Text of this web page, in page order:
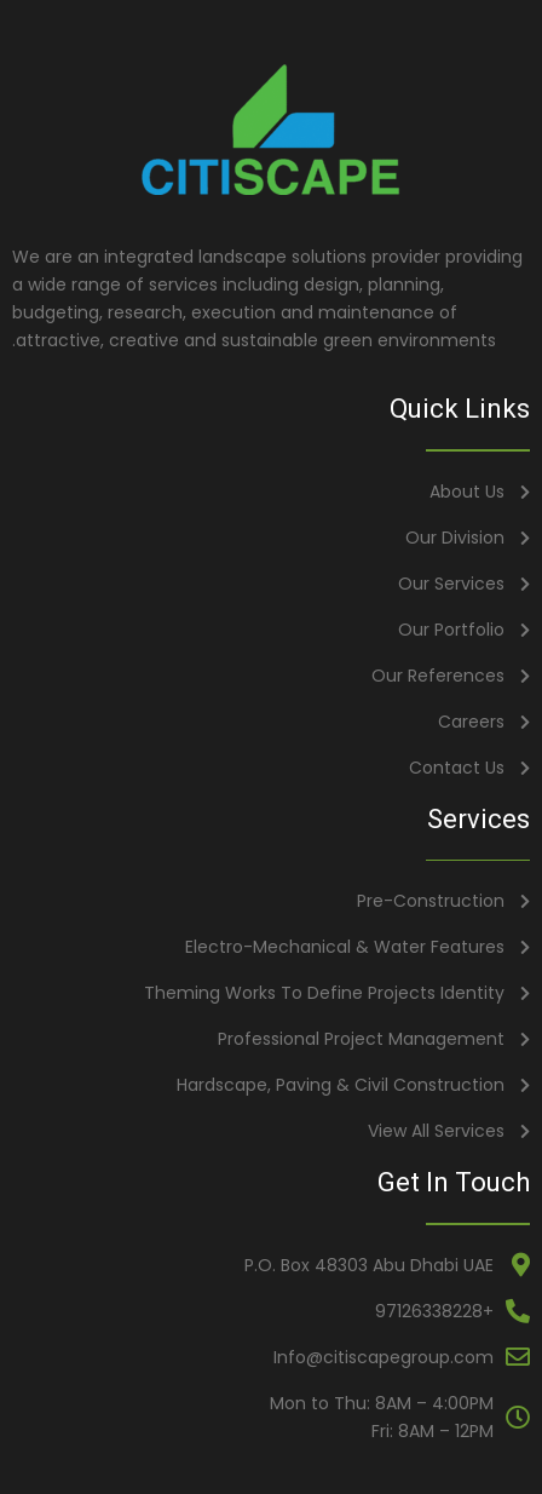
We are an integrated landscape solutions provider providing
a wide range of services including design, planning,
budgeting, research, execution and maintenance of
attractive, creative and sustainable green environments.
Quick Links
About Us
Our Division
Our Services
Our Portfolio
Our References
Careers
Contact Us
Services
Pre-Construction
Electro-Mechanical & Water Features
Theming Works To Define Projects Identity
Professional Project Management
Hardscape, Paving & Civil Construction
View All Services
Get In Touch
P.O. Box 48303 Abu Dhabi UAE
+97126338228
Info@citiscapegroup.com
Mon to Thu: 8AM – 4:00PM
Fri: 8AM – 12PM